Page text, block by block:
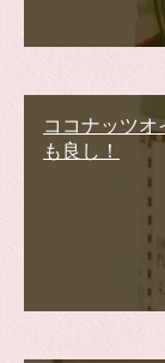
ココナッツオ
も良し！